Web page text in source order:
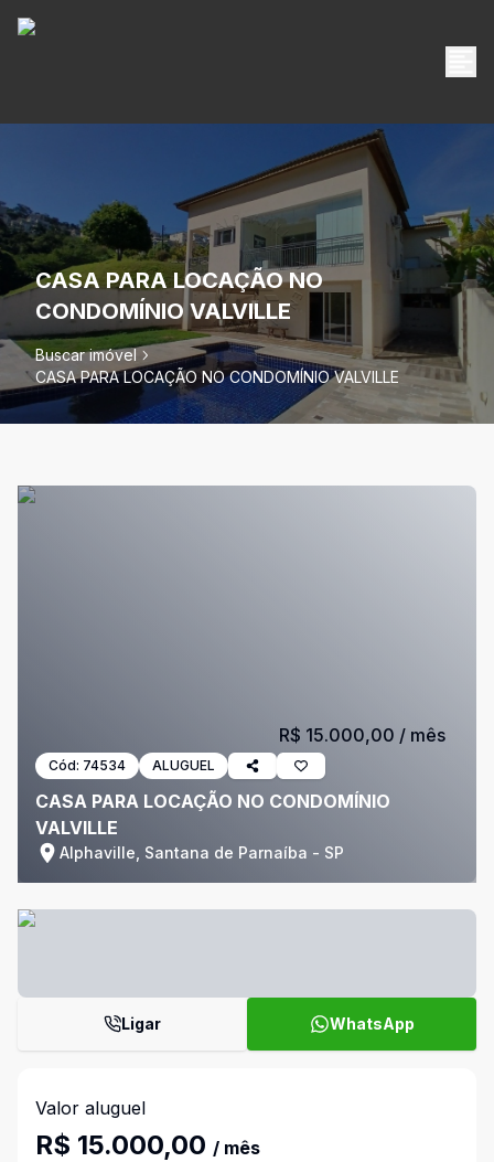
CASA PARA LOCAÇÃO NO
CONDOMÍNIO VALVILLE
Buscar imóvel
CASA PARA LOCAÇÃO NO CONDOMÍNIO VALVILLE
Cód: 74534 ALUGUEL
CASA PARA LOCAÇÃO NO CONDOMÍNIO
VALVILLE
Alphaville, Santana de Parnaíba - SP
R$ 15.000,00 / mês
Ligar WhatsApp
Valor aluguel
R$ 15.000,00 / mês